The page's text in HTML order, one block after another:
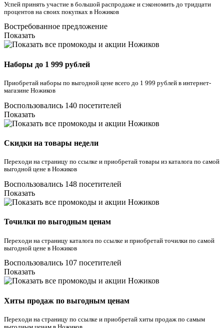
Успей принять участие в большой распродаже и сэкономить до тридцати
процентов на своих покупках в Ножиков
Востребованное предложение
Показать
Наборы до 1 999 рублей
Приобретай наборы по выгодной цене всего до 1 999 рублей в интернет-
магазине Ножиков
Воспользовались 140 посетителей
Показать
Скидки на товары недели
Переходи на страницу по ссылке и приобретай товары из каталога по самой
выгодной цене в Ножиков
Воспользовались 148 посетителей
Показать
Точилки по выгодным ценам
Переходи на страницу каталога по ссылке и приобретай точилки по самой
выгодной цене в Ножиков
Воспользовались 107 посетителей
Показать
Хиты продаж по выгодным ценам
Переходи на страницу по ссылке и приобретай хиты продаж по самым